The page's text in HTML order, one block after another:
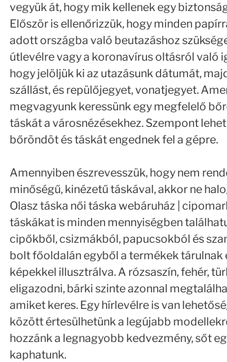
vegyük át, hogy mik kellenek egy
Először is ellenőrizzük, hogy minden
adott országba való beutazáshoz
útlevélre vagy a koronavírus oltásról való
hogy jelöljük ki az utazásunk dátumát,
szállást, és repülőjegyet, vonatjegyet.
megvagyunk keressünk egy megfelelő
táskát a városnézésekhez. Szempont
bőröndöt és táskát engednek fel a gépre.
Amennyiben észrevesszük, hogy nem
minőségű, kinézetű táskával, akkor ne
Olasz táska női táska webáruház |
táskákat is minden mennyiségben
cipőkből, csizmákból, papucsokból és
bolt főoldalán egyből a termékek tárulnak
képekkel illusztrálva. A rózsaszín, fehér,
eligazodni, bárki szinte azonnal
amiket keres. Egy hírlevélre is van
között értesülhetünk a legújabb
hozzánk a legnagyobb kedvezmény, sőt
kaphatunk.